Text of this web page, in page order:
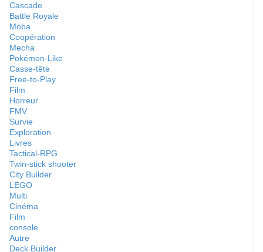
Cascade
Battle Royale
Moba
Coopération
Mecha
Pokémon-Like
Casse-tête
Free-to-Play
Film
Horreur
FMV
Survie
Exploration
Livres
Tactical-RPG
Twin-stick shooter
City Builder
LEGO
Multi
Cinéma
Film
console
Autre
Deck Builder